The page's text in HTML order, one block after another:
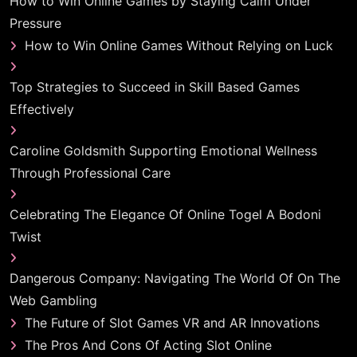
Pressure
How to Win Online Games Without Relying on Luck
Top Strategies to Succeed in Skill Based Games
Effectively
Caroline Goldsmith Supporting Emotional Wellness
Through Professional Care
Celebrating The Elegance Of Online Togel A Bodoni
Twist
Dangerous Company: Navigating The World Of On The
Web Gambling
The Future of Slot Games VR and AR Innovations
The Pros And Cons Of Acting Slot Online